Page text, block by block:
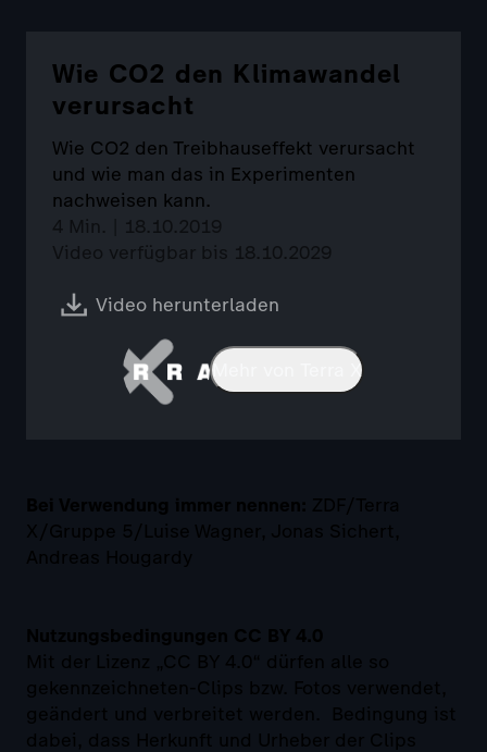
Wie CO2 den Klimawandel
verursacht
Wie CO2 den Treibhauseffekt verursacht
und wie man das in Experimenten
nachweisen kann.
4 Min. | 18.10.2019
Video verfügbar bis 18.10.2029
Video herunterladen
Mehr von Terra X
Bei Verwendung immer nennen: ZDF/Terra
X/Gruppe 5/Luise Wagner, Jonas Sichert,
Andreas Hougardy
Nutzungsbedingungen CC BY 4.0
Mit der Lizenz „CC BY 4.0“ dürfen alle so
gekennzeichneten-Clips bzw. Fotos verwendet,
geändert und verbreitet werden. Bedingung ist
dabei, dass Herkunft und Urheber der Clips